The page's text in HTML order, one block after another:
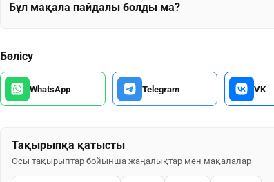
Бұл мақала пайдалы болды ма?
Бөлісу
WhatsApp Telegram VK
Тақырыпқа қатысты
Осы тақырыптар бойынша жаңалықтар мен мақалалар